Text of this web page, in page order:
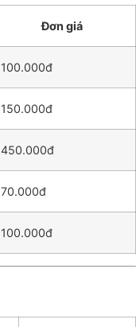
Đơn giá
100.000đ
150.000đ
450.000đ
70.000đ
100.000đ